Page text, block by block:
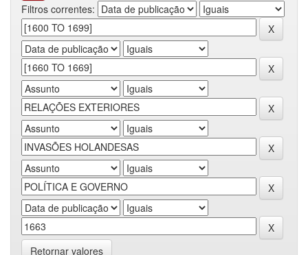
Filtros correntes:
Retornar valores